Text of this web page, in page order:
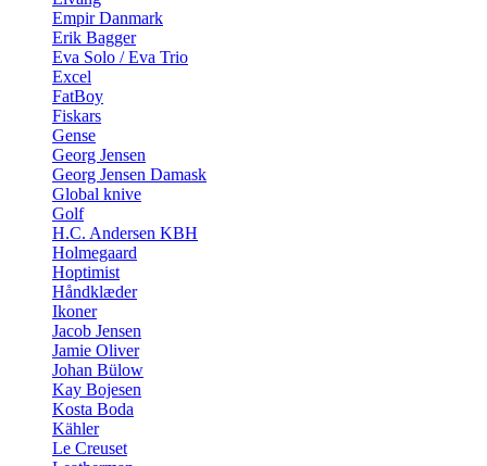
Empir Danmark
Erik Bagger
Eva Solo / Eva Trio
Excel
FatBoy
Fiskars
Gense
Georg Jensen
Georg Jensen Damask
Global knive
Golf
H.C. Andersen KBH
Holmegaard
Hoptimist
Håndklæder
Ikoner
Jacob Jensen
Jamie Oliver
Johan Bülow
Kay Bojesen
Kosta Boda
Kähler
Le Creuset